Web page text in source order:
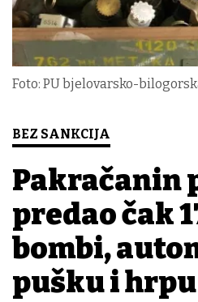
Foto: PU bjelovarsko-
BEZ SANKCIJA
Pakračanin
predao čak
bombi,
pušku i